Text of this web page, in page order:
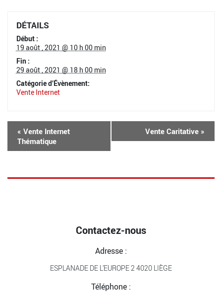
DÉTAILS
Début :
19 août , 2021 @ 10 h 00 min
Fin :
29 août , 2021 @ 18 h 00 min
Catégorie d’Évènement:
Vente Internet
« Vente Internet
Thématique
Vente Caritative »
Contactez-nous
Adresse :
ESPLANADE DE L’EUROPE 2 4020 LIÈGE
Téléphone :